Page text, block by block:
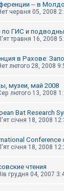
-- в
червня 05, 2008
ГИС и
травня 16, 2008
в Рахове:
лютого 28, 2008
музеи, май 2008
лютого 13, 2008
Bat Research
січня 18, 2008
Conference
січня 18, 2008
чтения
грудня 04, 2007